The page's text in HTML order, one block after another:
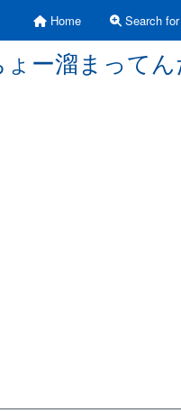
Home Search
ー溜まってん